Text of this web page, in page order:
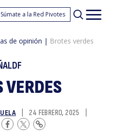
Súmate a la Red Pivotes
de opinión | Brotes verdes
VERDES
24 FEBRERO, 2025